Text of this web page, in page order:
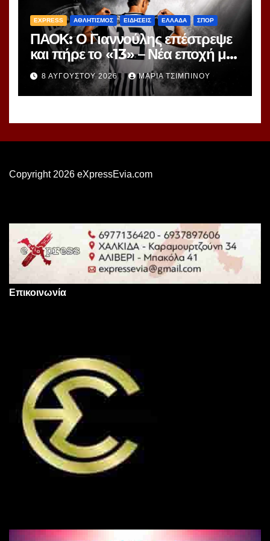
EXPRESS ΑΘΛΗΤΙΣΜΟΣ ΕΙΔΗΣΕΙΣ ΕΛΛΑΔΑ ΣΠΟΡ
ΠΑΟΚ: Ο Γιαννούλης επέστρεψε
και πήρε το «13» – Νέα εποχή με
γνώριμο αριθμό
8 ΑΥΓΟΎΣΤΟΥ 2026 ΜΑΡΊΑ ΤΣΙΜΠΙΝΟΎ
Copyright 2026 eXpressEvia.com
Επικοινωνία